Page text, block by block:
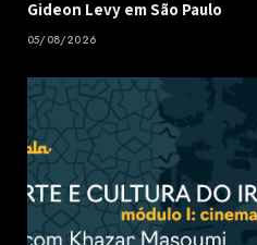
Gideon Levy em São Paulo
05/08/2026